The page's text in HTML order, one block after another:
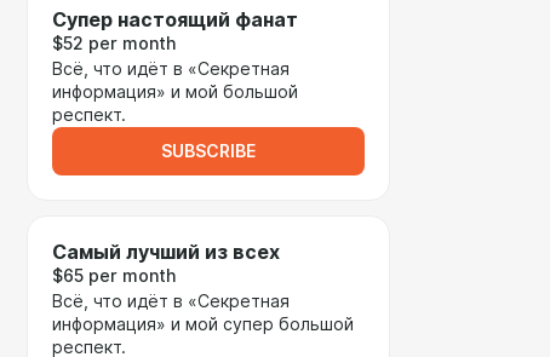
Супер настоящий фанат
$52 per month
Всё, что идёт в «Секретная
информация» и мой большой
респект.
SUBSCRIBE
Самый лучший из всех
$65 per month
Всё, что идёт в «Секретная
информация» и мой супер большой
респект.